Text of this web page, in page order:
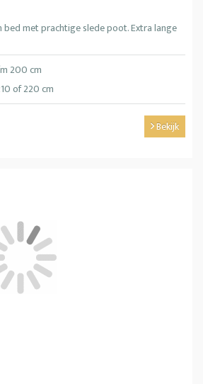
bed met prachtige slede poot. Extra lange
200 cm
of 220 cm
Bekijk